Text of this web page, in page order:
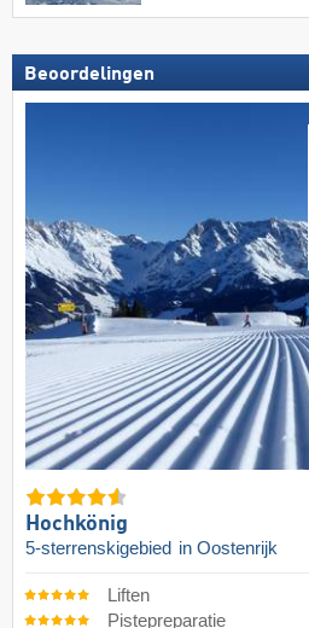
Beoordelingen
Hochkönig
5-sterrenskigebied in Oostenrijk
Liften
Pistepreparatie